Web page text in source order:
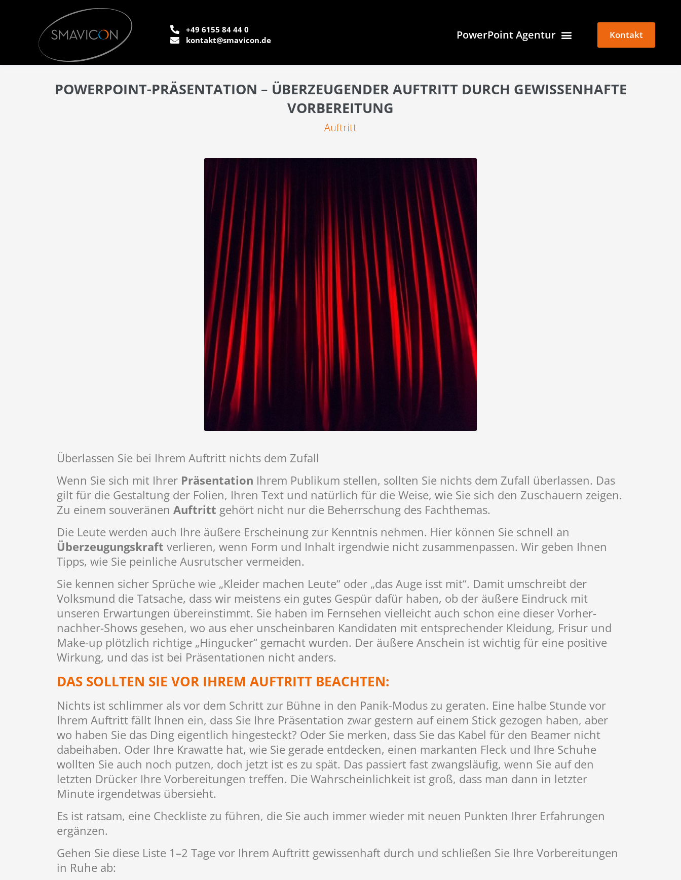
+49 6155 84 44 0
kontakt@smavicon.de
PowerPoint Agentur Kontakt
POWERPOINT-PRÄSENTATION – ÜBERZEUGENDER AUFTRITT DURCH GEWISSENHAFTE
VORBEREITUNG
Auftritt
Überlassen Sie bei Ihrem Auftritt nichts dem Zufall
Wenn Sie sich mit Ihrer Präsentation Ihrem Publikum stellen, sollten Sie nichts dem Zufall überlassen. Das
gilt für die Gestaltung der Folien, Ihren Text und natürlich für die Weise, wie Sie sich den Zuschauern zeigen.
Zu einem souveränen Auftritt gehört nicht nur die Beherrschung des Fachthemas.
Die Leute werden auch Ihre äußere Erscheinung zur Kenntnis nehmen. Hier können Sie schnell an
Überzeugungskraft verlieren, wenn Form und Inhalt irgendwie nicht zusammenpassen. Wir geben Ihnen
Tipps, wie Sie peinliche Ausrutscher vermeiden.
Sie kennen sicher Sprüche wie „Kleider machen Leute“ oder „das Auge isst mit“. Damit umschreibt der
Volksmund die Tatsache, dass wir meistens ein gutes Gespür dafür haben, ob der äußere Eindruck mit
unseren Erwartungen übereinstimmt. Sie haben im Fernsehen vielleicht auch schon eine dieser Vorher-
nachher-Shows gesehen, wo aus eher unscheinbaren Kandidaten mit entsprechender Kleidung, Frisur und
Make-up plötzlich richtige „Hingucker“ gemacht wurden. Der äußere Anschein ist wichtig für eine positive
Wirkung, und das ist bei Präsentationen nicht anders.
DAS SOLLTEN SIE VOR IHREM AUFTRITT BEACHTEN:
Nichts ist schlimmer als vor dem Schritt zur Bühne in den Panik-Modus zu geraten. Eine halbe Stunde vor
Ihrem Auftritt fällt Ihnen ein, dass Sie Ihre Präsentation zwar gestern auf einem Stick gezogen haben, aber
wo haben Sie das Ding eigentlich hingesteckt? Oder Sie merken, dass Sie das Kabel für den Beamer nicht
dabeihaben. Oder Ihre Krawatte hat, wie Sie gerade entdecken, einen markanten Fleck und Ihre Schuhe
wollten Sie auch noch putzen, doch jetzt ist es zu spät. Das passiert fast zwangsläufig, wenn Sie auf den
letzten Drücker Ihre Vorbereitungen treffen. Die Wahrscheinlichkeit ist groß, dass man dann in letzter
Minute irgendetwas übersieht.
Es ist ratsam, eine Checkliste zu führen, die Sie auch immer wieder mit neuen Punkten Ihrer Erfahrungen
ergänzen.
Gehen Sie diese Liste 1–2 Tage vor Ihrem Auftritt gewissenhaft durch und schließen Sie Ihre Vorbereitungen
in Ruhe ab: